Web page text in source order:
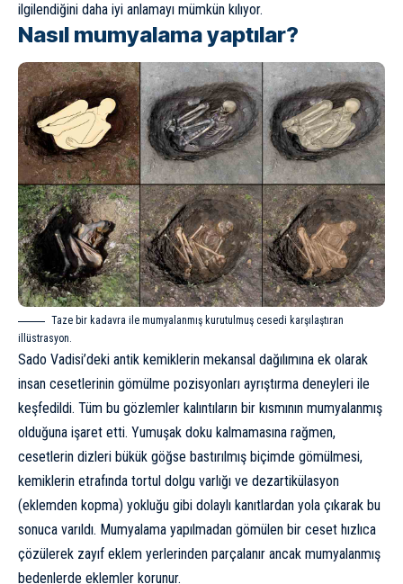
ilgilendiğini daha iyi anlamayı mümkün kılıyor.
Nasıl mumyalama yaptılar?
Taze bir kadavra ile mumyalanmış kurutulmuş cesedi karşılaştıran
illüstrasyon.
Sado Vadisi’deki antik kemiklerin mekansal dağılımına ek olarak
insan cesetlerinin gömülme pozisyonları ayrıştırma deneyleri ile
keşfedildi. Tüm bu gözlemler kalıntıların bir kısmının mumyalanmış
olduğuna işaret etti. Yumuşak doku kalmamasına rağmen,
cesetlerin dizleri bükük göğse bastırılmış biçimde gömülmesi,
kemiklerin etrafında tortul dolgu varlığı ve dezartikülasyon
(eklemden kopma) yokluğu gibi dolaylı kanıtlardan yola çıkarak bu
sonuca varıldı. Mumyalama yapılmadan gömülen bir ceset hızlıca
çözülerek zayıf eklem yerlerinden parçalanır ancak mumyalanmış
bedenlerde eklemler korunur.